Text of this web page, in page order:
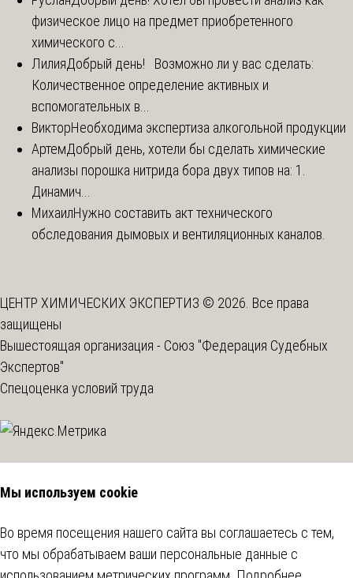
физическое лицо на предмет приобретенного
химического с...
ЛилияДобрый день! Возможно ли у вас сделать:
Количественное определение активных и
вспомогательных в...
ВикторНеобходима экспертиза алкогольной продукции
АртемДобрый день, хотели бы сделать химические
анализы порошка нитрида бора двух типов на: 1.
Динамич...
МихаилНужно составить акт технического
обследования дымовых и вентиляционных каналов.
ЦЕНТР ХИМИЧЕСКИХ ЭКСПЕРТИЗ © 2026. Все права
защищены
Вышестоящая организация - Союз "Федерация Судебных
Экспертов"
Спецоценка условий труда
Мы используем cookie
Во время посещения нашего сайта вы соглашаетесь с тем,
что мы обрабатываем ваши персональные данные с